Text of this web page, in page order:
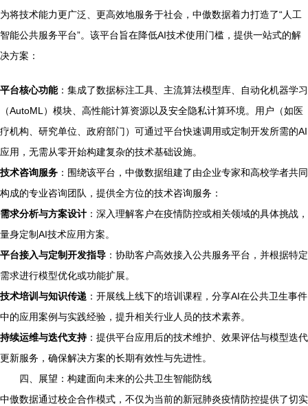
为将技术能力更广泛、更高效地服务于社会，中傲数据着力打造了“人工
智能公共服务平台”。该平台旨在降低AI技术使用门槛，提供一站式的解
决方案：
平台核心功能：集成了数据标注工具、主流算法模型库、自动化机器学习
（AutoML）模块、高性能计算资源以及安全隐私计算环境。用户（如医
疗机构、研究单位、政府部门）可通过平台快速调用或定制开发所需的AI
应用，无需从零开始构建复杂的技术基础设施。
技术咨询服务 ：围绕该平台，中傲数据组建了由企业专家和高校学者共同
构成的专业咨询团队，提供全方位的技术咨询服务：
需求分析与方案设计 ：深入理解客户在疫情防控或相关领域的具体挑战，
量身定制AI技术应用方案。
平台接入与定制开发指导 ：协助客户高效接入公共服务平台，并根据特定
需求进行模型优化或功能扩展。
技术培训与知识传递 ：开展线上线下的培训课程，分享AI在公共卫生事件
中的应用案例与实践经验，提升相关行业人员的技术素养。
持续运维与迭代支持：提供平台应用后的技术维护、效果评估与模型迭代
更新服务，确保解决方案的长期有效性与先进性。
四、展望：构建面向未来的公共卫生智能防线
中傲数据通过校企合作模式，不仅为当前的新冠肺炎疫情防控提供了切实